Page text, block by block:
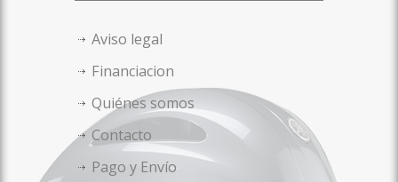
Aviso legal
Financiacion
Quiénes somos
Contacto
Pago y Envío